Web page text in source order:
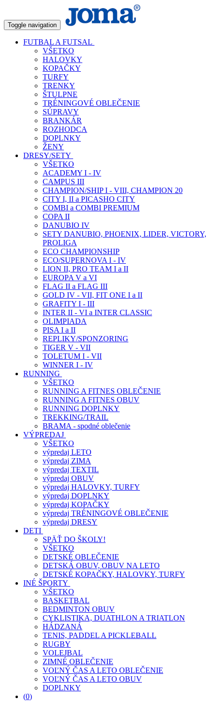
Toggle navigation
FUTBAL A FUTSAL
VŠETKO
HALOVKY
KOPAČKY
TURFY
TRENKY
ŠTULPNE
TRÉNINGOVÉ OBLEČENIE
SÚPRAVY
BRANKÁR
ROZHODCA
DOPLNKY
ŽENY
DRESY/SETY
VŠETKO
ACADEMY I - IV
CAMPUS III
CHAMPION/SHIP I - VIII, CHAMPION 20
CITY I, II a PICASHO CITY
COMBI a COMBI PREMIUM
COPA II
DANUBIO IV
SETY DANUBIO, PHOENIX, LIDER, VICTORY,
PROLIGA
ECO CHAMPIONSHIP
ECO/SUPERNOVA I - IV
LION II, PRO TEAM I a II
EUROPA V a VI
FLAG II a FLAG III
GOLD IV - VII, FIT ONE I a II
GRAFITY I - III
INTER II - VI a INTER CLASSIC
OLIMPIADA
PISA I a II
REPLIKY/SPONZORING
TIGER V - VII
TOLETUM I - VII
WINNER I - IV
RUNNING
VŠETKO
RUNNING A FITNES OBLEČENIE
RUNNING A FITNES OBUV
RUNNING DOPLNKY
TREKKING/TRAIL
BRAMA - spodné oblečenie
VÝPREDAJ
VŠETKO
výpredaj LETO
výpredaj ZIMA
výpredaj TEXTIL
výpredaj OBUV
výpredaj HALOVKY, TURFY
výpredaj DOPLNKY
výpredaj KOPAČKY
výpredaj TRÉNINGOVÉ OBLEČENIE
výpredaj DRESY
DETI
SPÄŤ DO ŠKOLY!
VŠETKO
DETSKÉ OBLEČENIE
DETSKÁ OBUV, OBUV NA LETO
DETSKÉ KOPAČKY, HALOVKY, TURFY
INÉ ŠPORTY
VŠETKO
BASKETBAL
BEDMINTON OBUV
CYKLISTIKA, DUATHLON A TRIATLON
HÁDZANÁ
TENIS, PADDEL A PICKLEBALL
RUGBY
VOLEJBAL
ZIMNÉ OBLEČENIE
VOĽNÝ ČAS A LETO OBLEČENIE
VOĽNÝ ČAS A LETO OBUV
DOPLNKY
(0)